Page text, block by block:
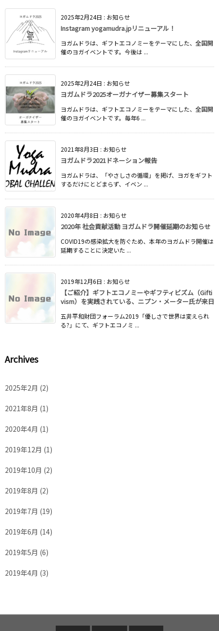
2025年2月24日 : お知らせ
Instagram yogamudra.jpリニューアル！
ヨガムドラは、ギフトエコノミーをテーマにした、全国開
催のヨガイベントです。今後は ...
2025年2月24日 : お知らせ
ヨガムドラ2025オーガナイザー募集スタート
ヨガムドラは、ギフトエコノミーをテーマにした、全国開
催のヨガイベントです。毎年6 ...
2021年8月3日 : お知らせ
ヨガムドラ2021ドネーション報告
ヨガムドラは、「やさしさの循環」を掲げ、ヨガをギフト
するだけにとどまらず、イベン ...
2020年4月8日 : お知らせ
2020年 社会貢献活動 ヨガムドラ開催延期のお知らせ
COVID19の感染拡大を防ぐため、本年のヨガムドラ開催は
延期することに決定いた ...
2019年12月6日 : お知らせ
【ご紹介】ギフトエコノミーやギフティビズム（Gifti
vism）を実践されている、ニプン・メーター氏が来日
五井平和財団フォーラム2019「優しさで世界は変えられ
る?」にて、ギフトエコノミ ...
Archives
2025年2月 (2)
2021年8月 (1)
2020年4月 (1)
2019年12月 (1)
2019年10月 (2)
2019年8月 (2)
2019年7月 (19)
2019年6月 (14)
2019年5月 (6)
2019年4月 (3)